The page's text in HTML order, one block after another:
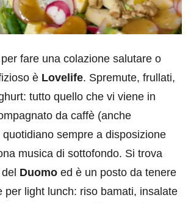
fare una colazione salutare o
è Lovelife. Spremute, frullati,
tutto quello che vi viene in
da caffè (anche
sempre a disposizione
musica di sottofondo. Si trova
Duomo ed è un posto da tenere
per light lunch: riso bamati, insalate